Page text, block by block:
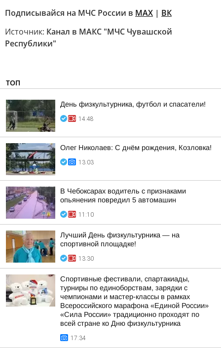
Подписывайся на МЧС России в MAX | ВК
Источник: Канал в МАКС "МЧС Чувашской
Республики"
ТОП
День физкультурника, футбол и спасатели!
14:48
Олег Николаев: С днём рождения, Козловка!
13:03
В Чебоксарах водитель с признаками
опьянения повредил 5 автомашин
11:10
Лучший День физкультурника — на
спортивной площадке!
13:30
Спортивные фестивали, спартакиады,
турниры по единоборствам, зарядки с
чемпионами и мастер-классы в рамках
Всероссийского марафона «Единой России»
«Сила России» традиционно проходят по
всей стране ко Дню физкультурника
17:34